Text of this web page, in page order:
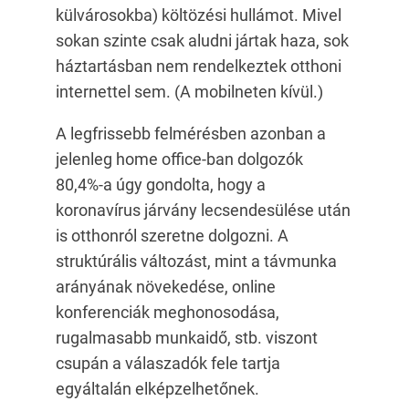
külvárosokba) költözési hullámot. Mivel
sokan szinte csak aludni jártak haza, sok
háztartásban nem rendelkeztek otthoni
internettel sem. (A mobilneten kívül.)
A legfrissebb felmérésben azonban a
jelenleg home office-ban dolgozók
80,4%-a úgy gondolta, hogy a
koronavírus járvány lecsendesülése után
is otthonról szeretne dolgozni. A
struktúrális változást, mint a távmunka
arányának növekedése, online
konferenciák meghonosodása,
rugalmasabb munkaidő, stb. viszont
csupán a válaszadók fele tartja
egyáltalán elképzelhetőnek.